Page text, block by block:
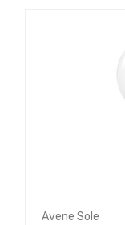
Avene Sole